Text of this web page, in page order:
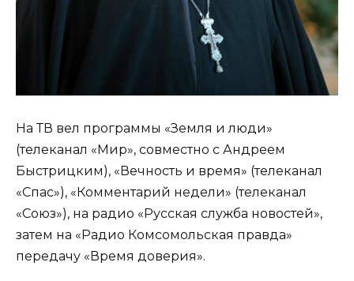
На ТВ вел программы «Земля и люди»
(телеканал «Мир», совместно с Андреем
Быстрицким), «Вечность и время» (телеканал
«Спас»), «Комментарий недели» (телеканал
«Союз»), на радио «Русская служба новостей»,
затем на «Радио Комсомольская правда»
передачу «Время доверия».